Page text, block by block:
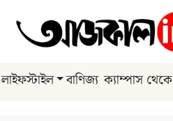
লাইফস্টাইল বাণিজ্য ক্যাম্পাস থেকে